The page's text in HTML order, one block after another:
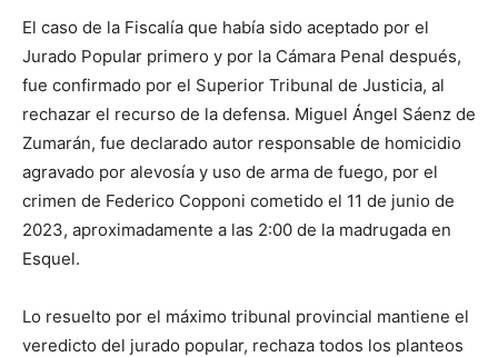
El caso de la Fiscalía que había sido aceptado por el
Jurado Popular primero y por la Cámara Penal después,
fue confirmado por el Superior Tribunal de Justicia, al
rechazar el recurso de la defensa. Miguel Ángel Sáenz de
Zumarán, fue declarado autor responsable de homicidio
agravado por alevosía y uso de arma de fuego, por el
crimen de Federico Copponi cometido el 11 de junio de
2023, aproximadamente a las 2:00 de la madrugada en
Esquel.
Lo resuelto por el máximo tribunal provincial mantiene el
veredicto del jurado popular, rechaza todos los planteos